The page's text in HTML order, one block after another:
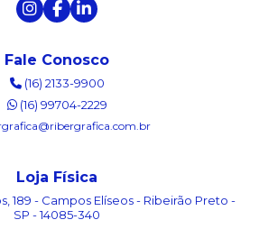
Fale Conosco
(16) 2133-9900
(16) 99704-2229
Loja Física
189 - Campos Elíseos - Ribeirão Preto -
SP - 14085-340